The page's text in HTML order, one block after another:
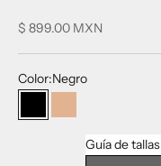
Precio de oferta
$ 899.00 MXN
Color:Negro
NegroNude
Guía de tallas